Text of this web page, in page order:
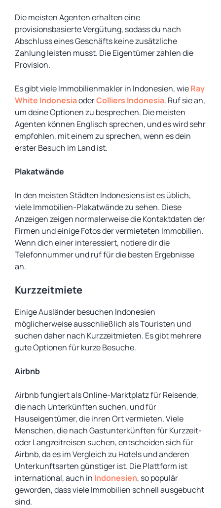
Die meisten Agenten erhalten eine
provisionsbasierte Vergütung, sodass du nach
Abschluss eines Geschäfts keine zusätzliche
Zahlung leisten musst. Die Eigentümer zahlen die
Provision.
Es gibt viele Immobilienmakler in Indonesien, wieRay
White IndonesiaoderColliers Indonesia. Ruf sie an,
um deine Optionen zu besprechen. Die meisten
Agenten können Englisch sprechen, und es wird sehr
empfohlen, mit einem zu sprechen, wenn es dein
erster Besuch im Land ist.
Plakatwände
In den meisten Städten Indonesiens ist es üblich,
viele Immobilien-Plakatwände zu sehen. Diese
Anzeigen zeigen normalerweise die Kontaktdaten der
Firmen und einige Fotos der vermieteten Immobilien.
Wenn dich einer interessiert, notiere dir die
Telefonnummer und ruf für die besten Ergebnisse
an.
Kurzzeitmiete
Einige Ausländer besuchen Indonesien
möglicherweise ausschließlich als Touristen und
suchen daher nach Kurzzeitmieten. Es gibt mehrere
gute Optionen für kurze Besuche.
Airbnb
Airbnb fungiert als Online-Marktplatz für Reisende,
die nach Unterkünften suchen, und für
Hauseigentümer, die ihren Ort vermieten. Viele
Menschen, die nach Gastunterkünften für Kurzzeit-
oder Langzeitreisen suchen, entscheiden sich für
Airbnb, da es im Vergleich zu Hotels und anderen
Unterkunftsarten günstiger ist. Die Plattform ist
international, auch in Indonesien, so populär
geworden, dass viele Immobilien schnell ausgebucht
sind.